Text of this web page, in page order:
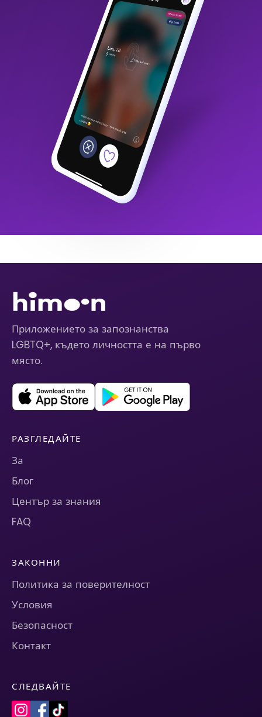
Приложението за запознанства
LGBTQ+, където личността е на първо
място.
РАЗГЛЕДАЙТЕ
За
Блог
Център за знания
FAQ
ЗАКОННИ
Политика за поверителност
Условия
Безопасност
Контакт
СЛЕДВАЙТЕ